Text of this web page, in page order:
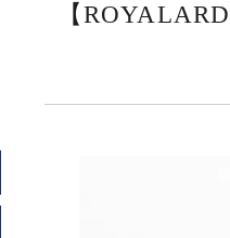
【